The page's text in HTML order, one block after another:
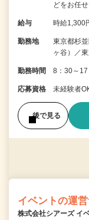
どをお任
給与 時給1,300
勤務地
東京都杉
ヶ谷）／
勤務時間 8：30～
応募資格 未経験者
後で見る
イベントの運
株式会社シアーズ イ